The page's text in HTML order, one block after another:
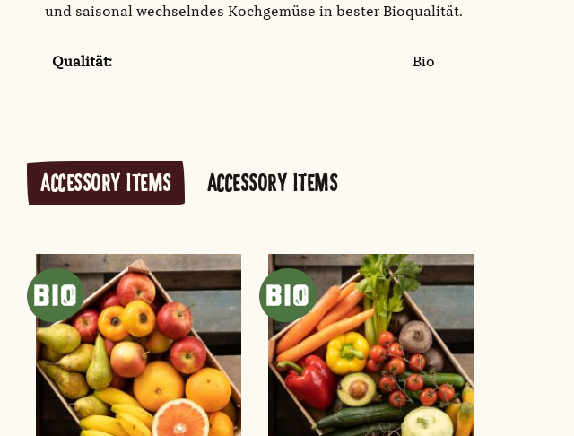
und saisonal wechselndes Kochgemüse in bester Bioqualität.
Qualität: Bio
ACCESSORY ITEMS ACCESSORY ITEMS